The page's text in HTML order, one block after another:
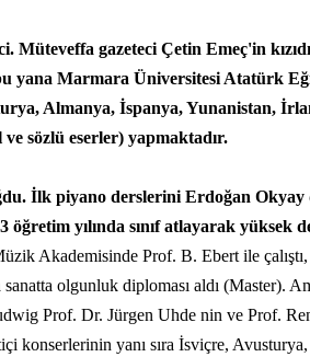
Müteveffa gazeteci Çetin Emeç'in
yana Marmara Üniversitesi Atatürk
Almanya, İspanya, Yunanistan,
ve sözlü eserler) yapmaktadır.
İlk piyano derslerini Erdoğan
öğretim yılında sınıf atlayarak
Akademisinde Prof. B. Ebert ile
sanatta olgunluk diploması aldı
Prof. Dr. Jürgen Uhde nin ve Prof.
konserlerinin yanı sıra İsviçre,